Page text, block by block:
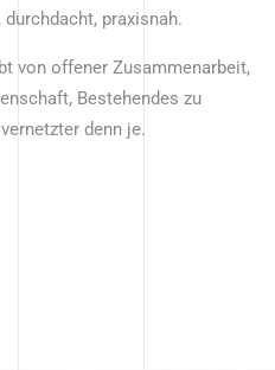
praxisnah.
von offener Zusammenarbeit,
Bestehendes zu
denn je.